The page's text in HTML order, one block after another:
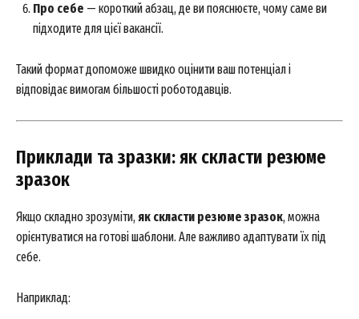
Про себе — короткий абзац, де ви пояснюєте, чому саме ви
підходите для цієї вакансії.
Такий формат допоможе швидко оцінити ваш потенціал і
відповідає вимогам більшості роботодавців.
Приклади та зразки: як скласти резюме
зразок
Якщо складно зрозуміти, як скласти резюме зразок, можна
орієнтуватися на готові шаблони. Але важливо адаптувати їх під
себе.
Наприклад: